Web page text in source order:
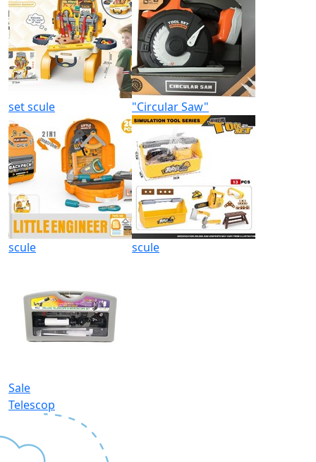
set scule "Circular Saw"
scule scule
Sale
Telescop